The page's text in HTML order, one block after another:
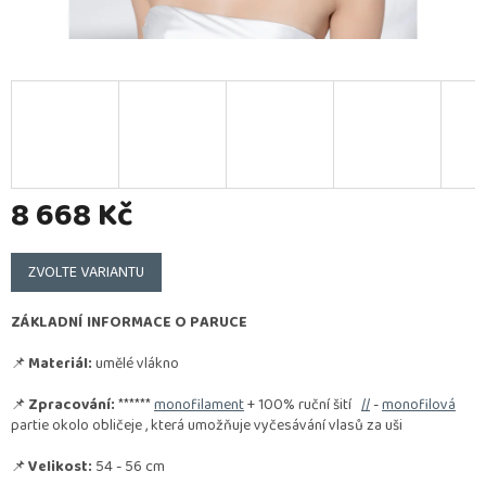
8 668 Kč
Měrná
cena:
ZVOLTE VARIANTU
ZÁKLADNÍ INFORMACE O PARUCE
📌Materiál:umělé vlákno
📌Zpracování:******monofilament+ 100% ruční šití //-monofilová
partie okolo obličeje , která umožňuje vyčesávání vlasů za uši
📌Velikost: 54 - 56 cm